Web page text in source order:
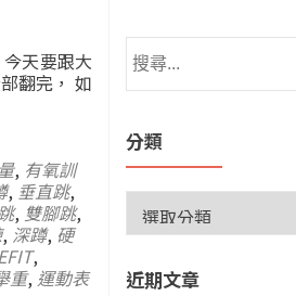
k
a
天要跟大
翻完， 如
, 有氧訓
, 垂直跳,
, 雙腳跳,
, 深蹲, 硬
,
重, 運動表
分類
近期文章